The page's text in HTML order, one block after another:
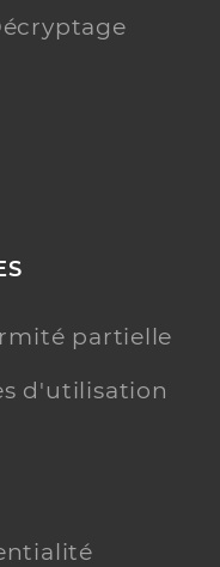
partielle
d'utilisation